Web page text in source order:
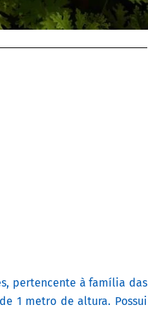
pertencente à família das
1 metro de altura. Possui